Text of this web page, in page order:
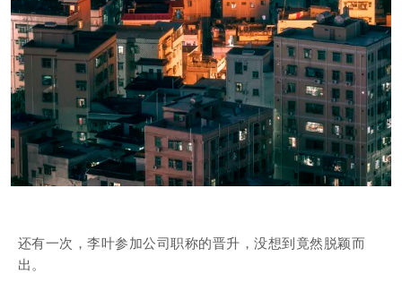
还有一次，李叶参加公司职称的晋升，没想到竟然脱颖而
出。